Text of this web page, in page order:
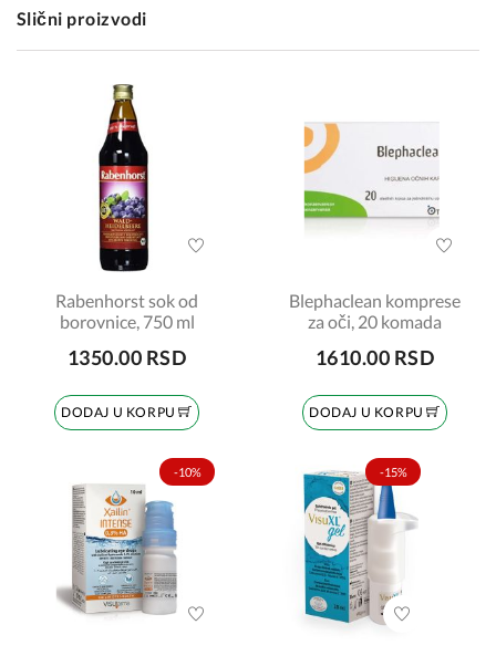
Slični proizvodi
Rabenhorst sok od
borovnice, 750 ml
1350.00 RSD
DODAJ U KORPU
Blephaclean komprese
za oči, 20 komada
1610.00 RSD
DODAJ U KORPU
-10% -15%